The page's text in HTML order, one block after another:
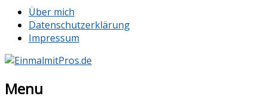
Über mich
Datenschutzerklärung
Impressum
Menu